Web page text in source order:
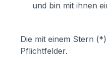
und bin mit ihnen
Die mit einem Stern
Pflichtfelder.